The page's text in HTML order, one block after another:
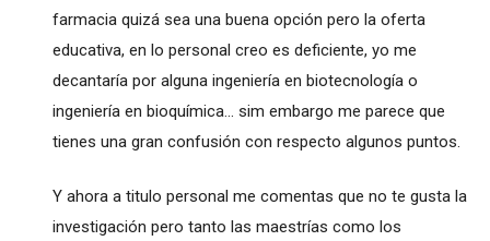
farmacia quizá sea una buena opción pero la oferta
educativa, en lo personal creo es deficiente, yo me
decantaría por alguna ingeniería en biotecnología o
ingeniería en bioquímica... sim embargo me parece que
tienes una gran confusión con respecto algunos puntos.
Y ahora a titulo personal me comentas que no te gusta la
investigación pero tanto las maestrías como los